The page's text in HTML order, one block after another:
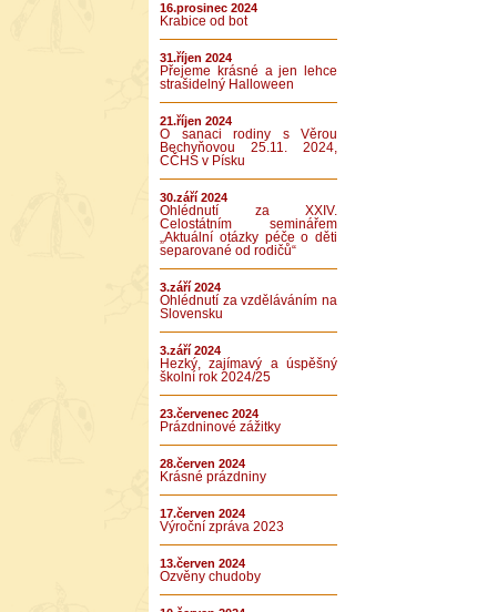
16.prosinec 2024
Krabice od bot
31.říjen 2024
Přejeme krásné a jen lehce
strašidelný Halloween
21.říjen 2024
O sanaci rodiny s Věrou
Bechyňovou 25.11. 2024,
CČHS v Písku
30.září 2024
Ohlédnutí za XXIV.
Celostátním seminářem
„Aktuální otázky péče o děti
separované od rodičů“
3.září 2024
Ohlédnutí za vzděláváním na
Slovensku
3.září 2024
Hezký, zajímavý a úspěšný
školní rok 2024/25
23.červenec 2024
Prázdninové zážitky
28.červen 2024
Krásné prázdniny
17.červen 2024
Výroční zpráva 2023
13.červen 2024
Ozvěny chudoby